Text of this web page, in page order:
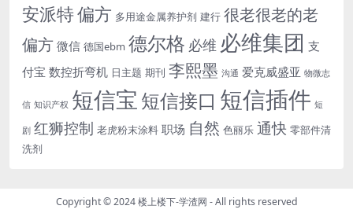
安派特偏方 多用途金属养护剂 建行 很老很老的老
偏方 微信 德国ebm 德尔格 必维 必维集团 支
付宝 数控折弯机 日主题 期刊 李熙墨 沟通 爱克威盛亚 物微志
信 知识产权 短信宝 短信接口 短信插件 短
剧 红狮控制 老虎粉末涂料 职场 自然 色丽乐 通快 零部件清
洗剂
Copyright © 2024楼上楼下-学渣网 - All rights reserved